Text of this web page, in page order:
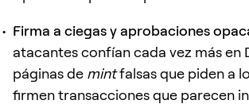
Firma a ciegas y aprobaciones
atacantes confían cada vez más en
páginas de mintfalsas que piden a
firmen transacciones que parecen